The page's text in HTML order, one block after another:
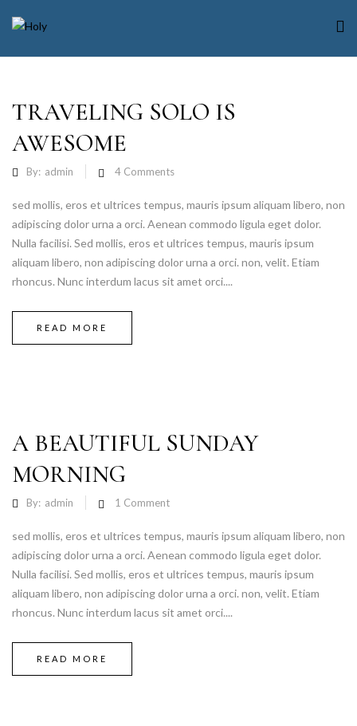
TRAVELING SOLO IS
AWESOME
By: admin 4 Comments
sed mollis, eros et ultrices tempus, mauris ipsum aliquam libero, non
adipiscing dolor urna a orci. Aenean commodo ligula eget dolor.
Nulla facilisi. Sed mollis, eros et ultrices tempus, mauris ipsum
aliquam libero, non adipiscing dolor urna a orci. non, velit. Etiam
rhoncus. Nunc interdum lacus sit amet orci....
READ MORE
A BEAUTIFUL SUNDAY
MORNING
By: admin 1 Comment
sed mollis, eros et ultrices tempus, mauris ipsum aliquam libero, non
adipiscing dolor urna a orci. Aenean commodo ligula eget dolor.
Nulla facilisi. Sed mollis, eros et ultrices tempus, mauris ipsum
aliquam libero, non adipiscing dolor urna a orci. non, velit. Etiam
rhoncus. Nunc interdum lacus sit amet orci....
READ MORE